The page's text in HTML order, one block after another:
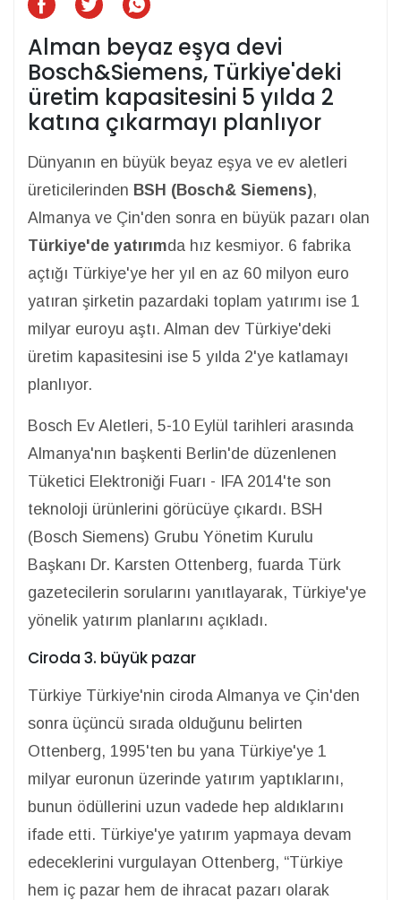
Alman beyaz eşya devi
Bosch&Siemens, Türkiye'deki
üretim kapasitesini 5 yılda 2
katına çıkarmayı planlıyor
Dünyanın en büyük beyaz eşya ve ev aletleri
üreticilerinden BSH (Bosch& Siemens),
Almanya ve Çin'den sonra en büyük pazarı olan
Türkiye'de yatırımda hız kesmiyor. 6 fabrika
açtığı Türkiye'ye her yıl en az 60 milyon euro
yatıran şirketin pazardaki toplam yatırımı ise 1
milyar euroyu aştı. Alman dev Türkiye'deki
üretim kapasitesini ise 5 yılda 2'ye katlamayı
planlıyor.
Bosch Ev Aletleri, 5-10 Eylül tarihleri arasında
Almanya'nın başkenti Berlin'de düzenlenen
Tüketici Elektroniği Fuarı - IFA 2014'te son
teknoloji ürünlerini görücüye çıkardı. BSH
(Bosch Siemens) Grubu Yönetim Kurulu
Başkanı Dr. Karsten Ottenberg, fuarda Türk
gazetecilerin sorularını yanıtlayarak, Türkiye'ye
yönelik yatırım planlarını açıkladı.
Ciroda 3. büyük pazar
Türkiye Türkiye'nin ciroda Almanya ve Çin'den
sonra üçüncü sırada olduğunu belirten
Ottenberg, 1995'ten bu yana Türkiye'ye 1
milyar euronun üzerinde yatırım yaptıklarını,
bunun ödüllerini uzun vadede hep aldıklarını
ifade etti. Türkiye'ye yatırım yapmaya devam
edeceklerini vurgulayan Ottenberg, “Türkiye
hem iç pazar hem de ihracat pazarı olarak